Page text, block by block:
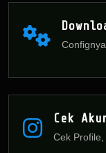
Cek
Cek